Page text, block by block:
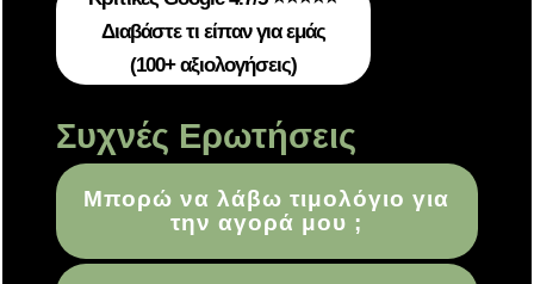
Διαβάστε τι είπαν για εμάς
(100+ αξιολογήσεις)
Συχνές Ερωτήσεις
Μπορώ να λάβω τιμολόγιο για
την αγορά μου ;